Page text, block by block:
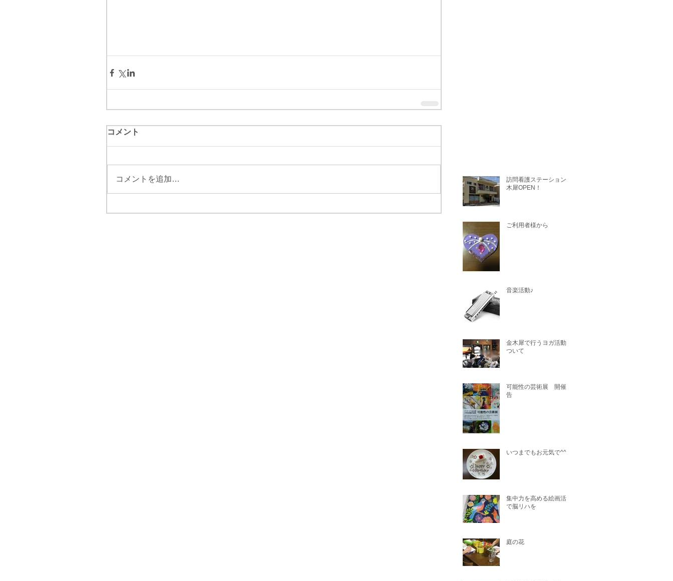
コメント
コメントを追加…
訪問看護ステーション金
木犀OPEN！
ご利用者様から
音楽活動♪
金木犀で行うヨガ活動に
ついて
可能性の芸術展 開催予
告
いつまでもお元気で^^
集中力を高める絵画活動
で脳リハを
庭の花